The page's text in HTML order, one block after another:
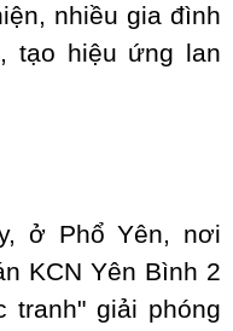
nhiều gia đình
tạo hiệu ứng lan
ở Phổ Yên, nơi
KCN Yên Bình 2
tranh" giải phóng